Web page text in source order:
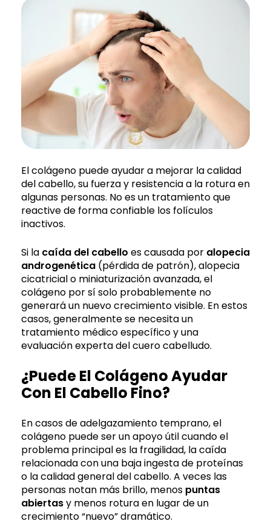
El colágeno puede ayudar a mejorar la calidad
del cabello, su fuerza y resistencia a la rotura en
algunas personas. No es un tratamiento que
reactive de forma confiable los folículos
inactivos.
Si la caída del cabello es causada por alopecia
androgenética (pérdida de patrón), alopecia
cicatricial o miniaturización avanzada, el
colágeno por sí solo probablemente no
generará un nuevo crecimiento visible. En estos
casos, generalmente se necesita un
tratamiento médico específico y una
evaluación experta del cuero cabelludo.
¿Puede El Colágeno Ayudar
Con El Cabello Fino?
En casos de adelgazamiento temprano, el
colágeno puede ser un apoyo útil cuando el
problema principal es la fragilidad, la caída
relacionada con una baja ingesta de proteínas
o la calidad general del cabello. A veces las
personas notan más brillo, menos puntas
abiertasy menos rotura en lugar de un
crecimiento “nuevo” dramático.